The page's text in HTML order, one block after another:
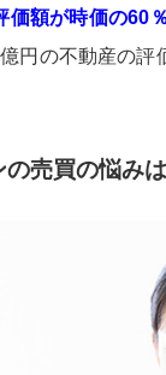
価額が時価の60
円の不動産の
売買の悩み